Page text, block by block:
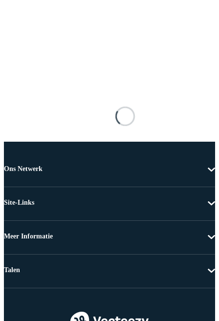
Ons Netwerk
Site-Links
Meer Informatie
Talen